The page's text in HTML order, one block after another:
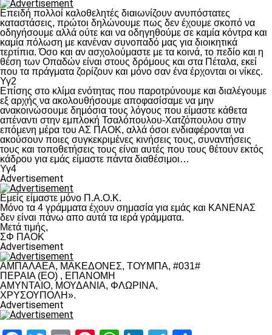
Επειδή πολλοί καλοθελητές διαιωνίζουν ανυπόστατες
καταστάσεις, πρώτοι δηλώνουμε πως δεν έχουμε σκοπό να
οδηγήσουμε αλλά ούτε και να οδηγηθούμε σε καμία κόντρα και
καμία πόλωση με κανέναν συνοπαδό μας για διοικητικά
τερτίπια. Όσο και αν ασχολούμαστε με τα κοινά, το πεδίο και η
θέση των Οπαδών είναι στους δρόμους και στα Πέταλα, εκεί
που τα πράγματα ζορίζουν και μόνο σαν ένα έρχονται οι νίκες.
Υγ2
Επίσης στο κλίμα ενότητας που παροτρύνουμε και διαλέγουμε
εξ αρχής να ακολουθήσουμε αποφασίσαμε να μην
ανακοινώσουμε δημόσια τους λόγους που είμαστε κάθετα
απέναντι στην εμπλοκή Τσαλόπουλου-Χατζόπουλου στην
επόμενη μέρα του ΑΣ ΠΑΟΚ, αλλά όσοι ενδιαφέρονται να
ακούσουν ποιες συγκεκριμένες κινήσεις τους, συναντήσεις
τους και τοποθετήσεις τους είναι αυτές που τους θέτουν εκτός
κάδρου για εμάς είμαστε πάντα διαθέσιμοι…
Υγ4
Advertisement
Εμείς είμαστε μόνο Π.Α.Ο.Κ.
Μόνο τα 4 γράμματα έχουν σημασία για εμάς και ΚΑΝΕΝΑΣ
δεν είναι πάνω απο αυτά τα ιερά γράμματα.
Μετά τιμής,
ΣΦ ΠΑΟΚ
Advertisement
ΑΜΠΑΛΑΕΑ, ΜΑΚΕΔΟΝΕΣ, ΤΟΥΜΠΑ, #031#
ΠΕΡΑΙΑ (ΕΟ) , ΕΠΑΝΟΜΗ
ΑΜΥΝΤΑΙΟ, ΜΟΥΔΑΝΙΑ, ΦΛΩΡΙΝΑ,
ΧΡΥΣΟΥΠΟΛΗ».
Advertisement